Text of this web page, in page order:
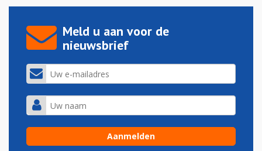
Meld u aan voor de
nieuwsbrief